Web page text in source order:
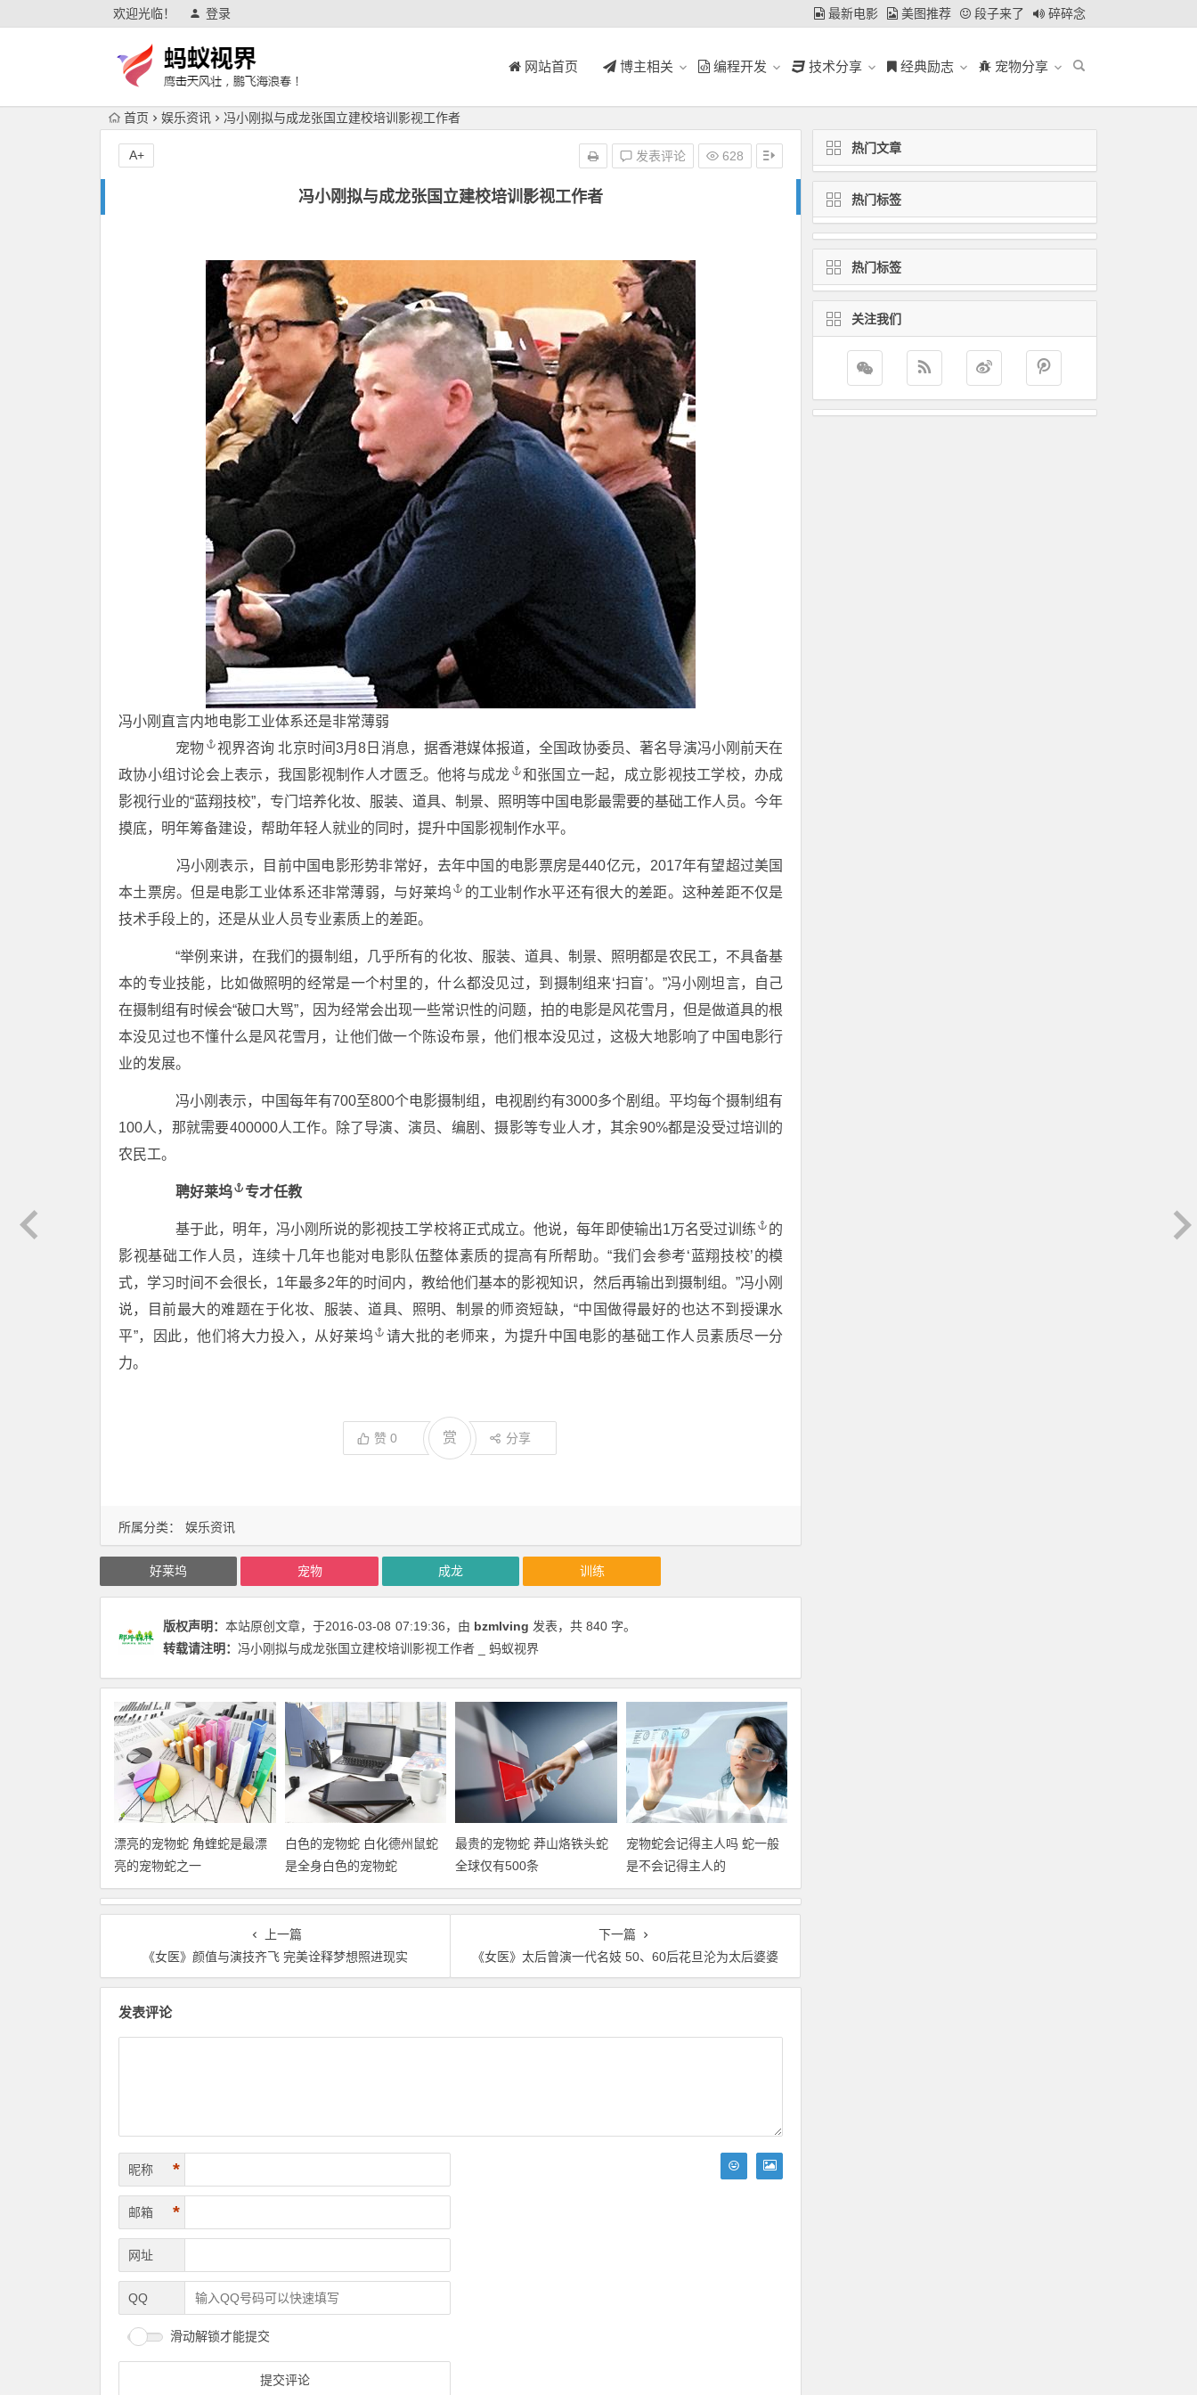
欢迎光临！ 登录 最新电影 美图推荐 段子来了 碎碎念
网站首页 博主相关 编程开发 技术分享 经典励志 宠物分享
首页 娱乐资讯 冯小刚拟与成龙张国立建校培训影视工作者
冯小刚拟与成龙张国立建校培训影视工作者
发表评论 628
A+
所属分类： 娱乐资讯
冯小刚直言内地电影工业体系还是非常薄弱
宠物
视界咨询 北京时间3月8日消息，据香港媒体报道，全国政协委员、著名导演冯小刚前天在
政协小组讨论会上表示，我国影视制作人才匮乏。他将与成龙
和张国立一起，成立影视技工学校，办成
影视行业的“蓝翔技校”，专门培养化妆、服装、道具、制景、照明等中国电影最需要的基础工作人员。今年
摸底，明年筹备建设，帮助年轻人就业的同时，提升中国影视制作水平。
冯小刚表示，目前中国电影形势非常好，去年中国的电影票房是440亿元，2017年有望超过美国
本土票房。但是电影工业体系还非常薄弱，与好莱坞
的工业制作水平还有很大的差距。这种差距不仅是
技术手段上的，还是从业人员专业素质上的差距。
“举例来讲，在我们的摄制组，几乎所有的化妆、服装、道具、制景、照明都是农民工，不具备基
本的专业技能，比如做照明的经常是一个村里的，什么都没见过，到摄制组来‘扫盲’。”冯小刚坦言，自己
在摄制组有时候会“破口大骂”，因为经常会出现一些常识性的问题，拍的电影是风花雪月，但是做道具的根
本没见过也不懂什么是风花雪月，让他们做一个陈设布景，他们根本没见过，这极大地影响了中国电影行
业的发展。
冯小刚表示，中国每年有700至800个电影摄制组，电视剧约有3000多个剧组。平均每个摄制组有
100人，那就需要400000人工作。除了导演、演员、编剧、摄影等专业人才，其余90%都是没受过培训的
农民工。
聘好莱坞 专才任教
基于此，明年，冯小刚所说的影视技工学校将正式成立。他说，每年即使输出1万名受过训练
的
影视基础工作人员，连续十几年也能对电影队伍整体素质的提高有所帮助。“我们会参考‘蓝翔技校’的模
式，学习时间不会很长，1年最多2年的时间内，教给他们基本的影视知识，然后再输出到摄制组。”冯小刚
说，目前最大的难题在于化妆、服装、道具、照明、制景的师资短缺，“中国做得最好的也达不到授课水
平”，因此，他们将大力投入，从好莱坞
请大批的老师来，为提升中国电影的基础工作人员素质尽一分
力。
赞 0 赏 分享
好莱坞 宠物 成龙 训练
版权声明： 本站原创文章，于2016-03-08 07:19:36，由 bzmlving 发表，共 840 字。
转载请注明： 冯小刚拟与成龙张国立建校培训影视工作者 _ 蚂蚁视界
漂亮的宠物蛇 角蝰蛇是最漂
亮的宠物蛇之一
白色的宠物蛇 白化德州鼠蛇
是全身白色的宠物蛇
最贵的宠物蛇 莽山烙铁头蛇
全球仅有500条
宠物蛇会记得主人吗 蛇一般
是不会记得主人的
上一篇
《女医》颜值与演技齐飞 完美诠释梦想照进现实
下一篇
《女医》太后曾演一代名妓 50、60后花旦沦为太后婆婆
发表评论
昵称 *
邮箱 *
网址
QQ
滑动解锁才能提交
热门文章
热门标签
热门标签
关注我们